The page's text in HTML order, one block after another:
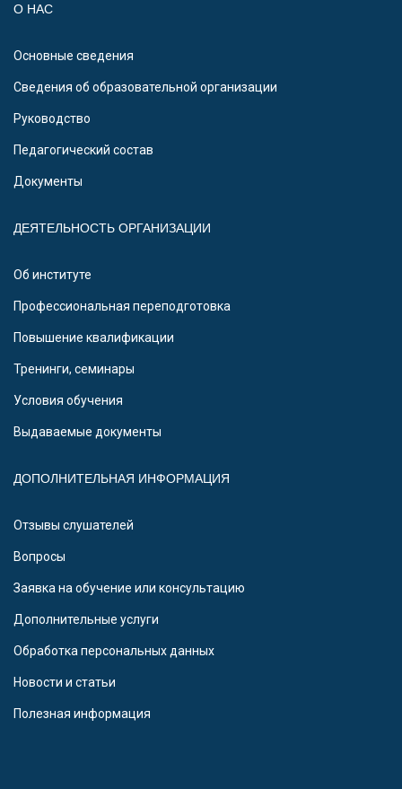
О НАС
Основные сведения
Сведения об образовательной организации
Руководство
Педагогический состав
Документы
ДЕЯТЕЛЬНОСТЬ ОРГАНИЗАЦИИ
Об институте
Профессиональная переподготовка
Повышение квалификации
Тренинги, семинары
Условия обучения
Выдаваемые документы
ДОПОЛНИТЕЛЬНАЯ ИНФОРМАЦИЯ
Отзывы слушателей
Вопросы
Заявка на обучение или консультацию
Дополнительные услуги
Обработка персональных данных
Новости и статьи
Полезная информация